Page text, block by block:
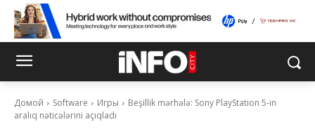
Домой Software Игры
Beşillik mərhələ: Sony PlayStation 5-in
aralıq nəticələrini açıqladı